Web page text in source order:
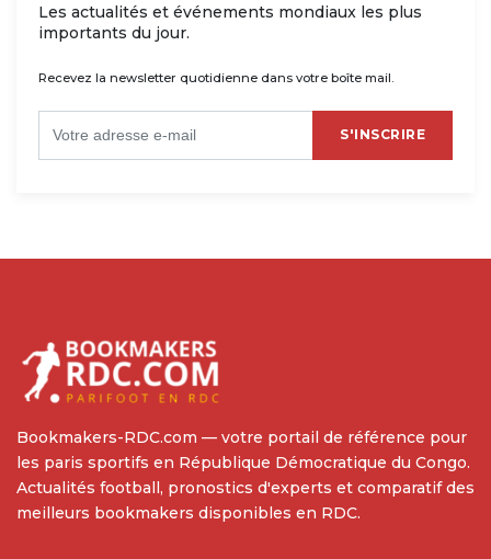
Les actualités et événements mondiaux les plus
importants du jour.
Recevez la newsletter quotidienne dans votre boîte mail.
S'INSCRIRE
Bookmakers-RDC.com — votre portail de référence pour
les paris sportifs en République Démocratique du Congo.
Actualités football, pronostics d'experts et comparatif des
meilleurs bookmakers disponibles en RDC.